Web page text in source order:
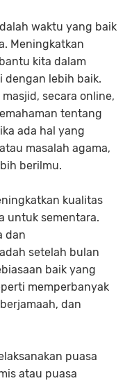
waktu yang baik
Meningkatkan
kita dalam
dengan lebih baik.
secara online,
tentang
ada hal yang
masalah agama,
berilmu.
kualitas
untuk sementara.
dan
setelah bulan
baik yang
memperbanyak
dan
puasa
atau puasa